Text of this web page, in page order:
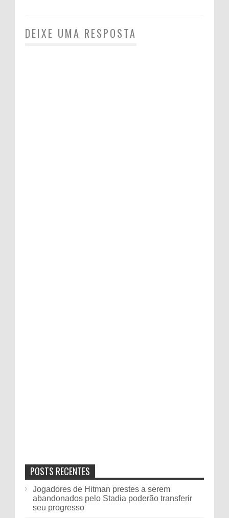
DEIXE UMA RESPOSTA
POSTS RECENTES
Jogadores de Hitman prestes a serem
abandonados pelo Stadia poderão transferir
seu progresso